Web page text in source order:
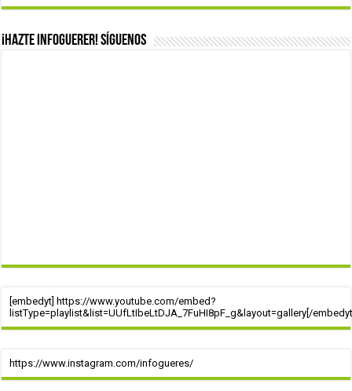
¡Hazte infoguerer! Síguenos
[embedyt] https://www.youtube.com/embed?
listType=playlist&list=UUfLtIbeLtDJA_7FuHI8pF_g&layout=gallery[/
https://www.instagram.com/infogueres/